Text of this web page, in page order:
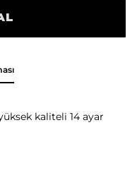
kaliteli 14 ayar